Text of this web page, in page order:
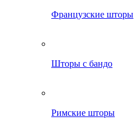
Французские шторы
Шторы с бандо
Римские шторы